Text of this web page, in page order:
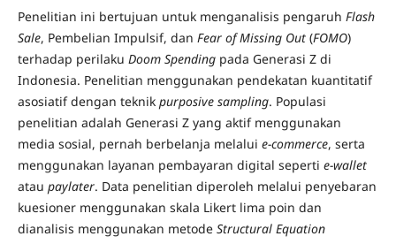
Penelitian ini bertujuan untuk menganalisis pengaruh Flash
Sale, Pembelian Impulsif, dan Fear of Missing Out(FOMO)
terhadap perilaku Doom Spendingpada Generasi Z di
Indonesia. Penelitian menggunakan pendekatan kuantitatif
asosiatif dengan teknik purposive sampling. Populasi
penelitian adalah Generasi Z yang aktif menggunakan
media sosial, pernah berbelanja melalui e-commerce, serta
menggunakan layanan pembayaran digital seperti e-wallet
atau paylater. Data penelitian diperoleh melalui penyebaran
kuesioner menggunakan skala Likert lima poin dan
dianalisis menggunakan metode Structural Equation